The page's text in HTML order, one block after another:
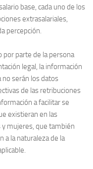
base, cada uno de los
extrasalariales,
percepción.
por parte de la persona
legal, la información
no serán los datos
de las retribuciones
a facilitar se
existieran en las
mujeres, que también
a la naturaleza de la